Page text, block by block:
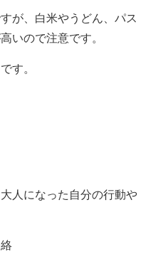
が、白米やうどん、パス
いので注意です。
す。
人になった自分の行動や